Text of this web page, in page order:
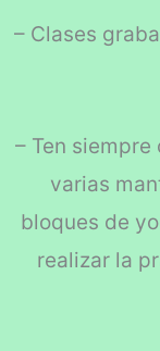
– Clases
– Ten
varias
bloques de
realizar la